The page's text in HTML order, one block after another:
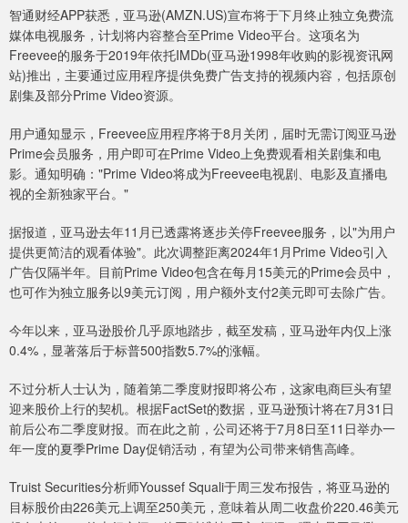
智通财经APP获悉，亚马逊(AMZN.US)宣布将于下月终止独立免费流
媒体电视服务，计划将内容整合至Prime Video平台。这项名为
Freevee的服务于2019年依托IMDb(亚马逊1998年收购的影视资讯网
站)推出，主要通过应用程序提供免费广告支持的视频内容，包括原创
剧集及部分Prime Video资源。
用户通知显示，Freevee应用程序将于8月关闭，届时无需订阅亚马逊
Prime会员服务，用户即可在Prime Video上免费观看相关剧集和电
影。通知明确："Prime Video将成为Freevee电视剧、电影及直播电
视的全新独家平台。"
据报道，亚马逊去年11月已透露将逐步关停Freevee服务，以"为用户
提供更简洁的观看体验"。此次调整距离2024年1月Prime Video引入
广告仅隔半年。目前Prime Video包含在每月15美元的Prime会员中，
也可作为独立服务以9美元订阅，用户额外支付2美元即可去除广告。
今年以来，亚马逊股价几乎原地踏步，截至发稿，亚马逊年内仅上涨
0.4%，显著落后于标普500指数5.7%的涨幅。
不过分析人士认为，随着第二季度财报即将公布，这家电商巨头有望
迎来股价上行的契机。根据FactSet的数据，亚马逊预计将在7月31日
前后公布二季度财报。而在此之前，公司还将于7月8日至11日举办一
年一度的夏季Prime Day促销活动，有望为公司带来销售高峰。
Truist Securities分析师Youssef Squali于周三发布报告，将亚马逊的
目标股价由226美元上调至250美元，意味着从周二收盘价220.46美元